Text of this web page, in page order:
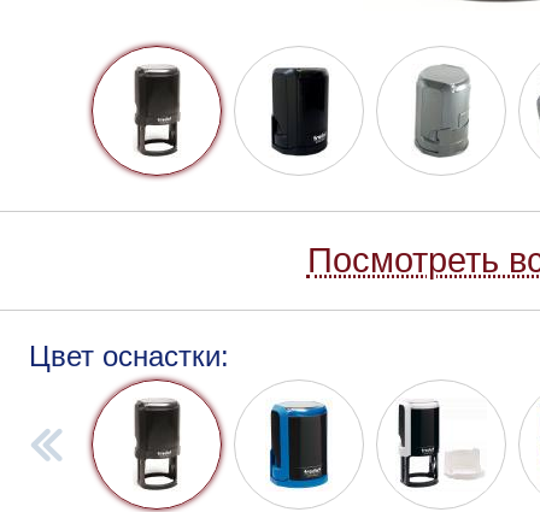
Посмотреть
Цвет оснастки: